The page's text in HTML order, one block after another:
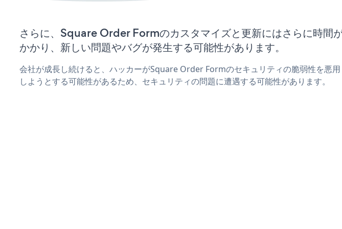
さらに、Square Order Formのカスタマイズと更新にはさらに時間
かかり、新しい問題やバグが発生する可能性があります。
会社が成長し続けると、ハッカーがSquare Order Formのセキュリティの脆弱性を悪用
しようとする可能性があるため、セキュリティの問題に遭遇する可能性があります。